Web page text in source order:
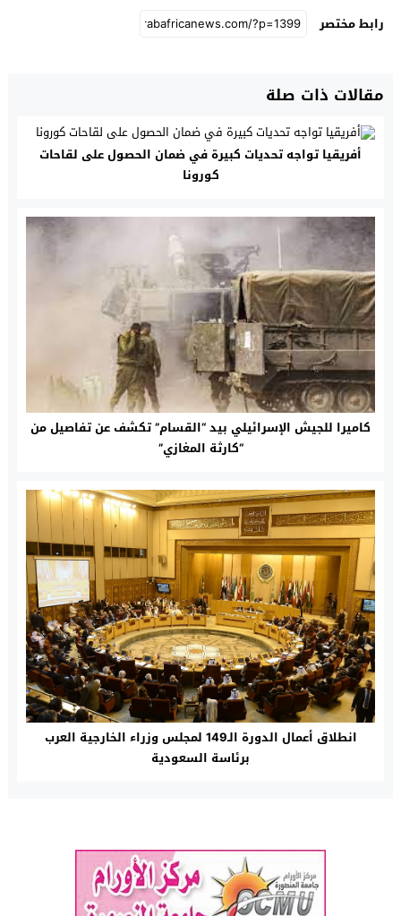
رابط مختصر
مقالات ذات صلة
أفريقيا تواجه تحديات كبيرة في ضمان الحصول على لقاحات
كورونا
كاميرا للجيش الإسرائيلي بيد “القسام” تكشف عن تفاصيل من
“كارثة المغازي”
انطلاق أعمال الدورة الـ149 لمجلس وزراء الخارجية العرب
برئاسة السعودية